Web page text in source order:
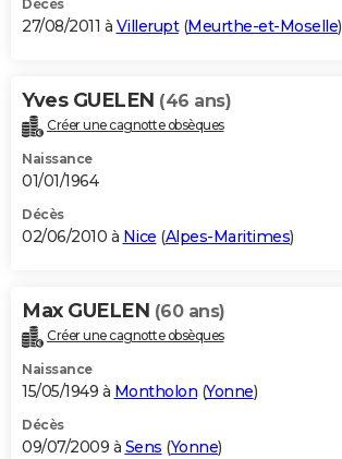
Décès
27/08/2011 à Villerupt(Meurthe-et-Moselle)
Yves GUELEN (46 ans)
Créer une cagnotte obsèques
Naissance
01/01/1964
Décès
02/06/2010 à Nice (Alpes-Maritimes)
Max GUELEN (60 ans)
Créer une cagnotte obsèques
Naissance
15/05/1949 à Montholon (Yonne)
Décès
09/07/2009 à Sens (Yonne)